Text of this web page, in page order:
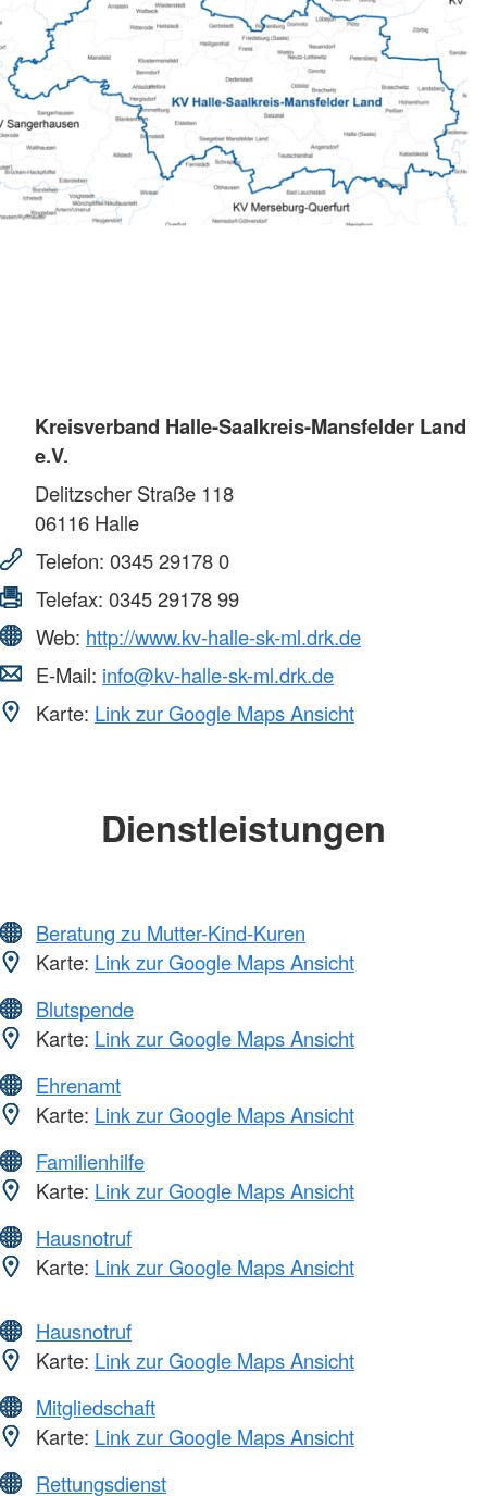
Kreisverband Halle-Saalkreis-Mansfelder Land
e.V.
Delitzscher Straße 118
06116 Halle
Telefon: 0345 29178 0
Telefax: 0345 29178 99
Web: http://www.kv-halle-sk-ml.drk.de
E-Mail: info@kv-halle-sk-ml.drk.de
Karte: Link zur Google Maps Ansicht
Dienstleistungen
Beratung zu Mutter-Kind-Kuren
Karte: Link zur Google Maps Ansicht
Blutspende
Karte: Link zur Google Maps Ansicht
Ehrenamt
Karte: Link zur Google Maps Ansicht
Familienhilfe
Karte: Link zur Google Maps Ansicht
Hausnotruf
Karte: Link zur Google Maps Ansicht
Hausnotruf
Karte: Link zur Google Maps Ansicht
Mitgliedschaft
Karte: Link zur Google Maps Ansicht
Rettungsdienst